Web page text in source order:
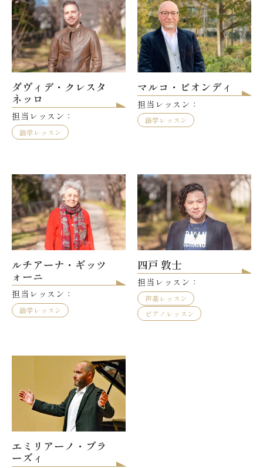
ダヴィデ・クレスタ
ネッロ
担当レッスン：
語学レッスン
マルコ・ビオンディ
担当レッスン：
語学レッスン
ルチアーナ・ギッツ
ォーニ
担当レッスン：
語学レッスン
四戸 敦士
担当レッスン：
声楽レッスン
ピアノレッスン
エミリアーノ・ブラ
ーズィ